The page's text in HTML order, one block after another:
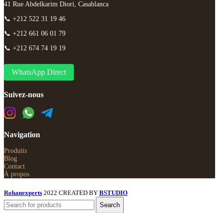
41 Rue Abdelkarim Diori, Casablanca
📞 +212 522 31 19 46
📞 +212 661 06 01 79
📞 +212 674 74 19 19
WhatsApp Direct
Suivez-nous
Navigation
Produits
Blog
Contact
À propos
Rohanexperts 2022 CREATED BY BSTUDIO
Search